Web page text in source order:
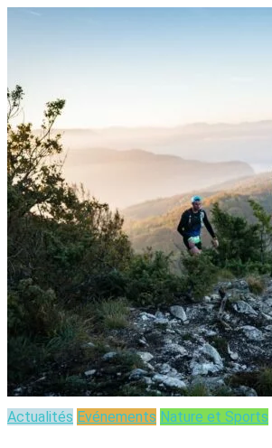
Actualités Evénements Nature et Sports